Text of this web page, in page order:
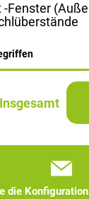
-Fenster
Insgesamt
die